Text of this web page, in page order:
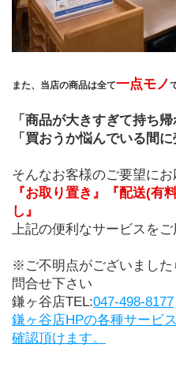
﻿また、当店の商品は全て一点モノ
「商品が大きすぎて持ち帰
「買おうか悩んでいる間
そんなお客様のご要望にお
『お取り置き』『配送(有
し』
上記の便利なサービスを
※ご不明点がございまし
問合せ下さい
鎌ヶ谷店TEL:047-498-8177
鎌ヶ谷店HPの各種サービ
確認頂けます。